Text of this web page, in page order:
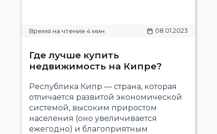
08.01.2023
Где лучше купить
недвижимость на Кипре?
Республика Кипр — страна, которая
отличается развитой экономической
системой, высоким приростом
населения (оно увеличивается
ежегодно) и благоприятным